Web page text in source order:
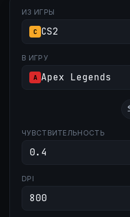
ИЗ ИГРЫ
C CS2
В ИГРУ
A Apex Legends
ЧУВСТВИТЕЛЬНОСТЬ
DPI